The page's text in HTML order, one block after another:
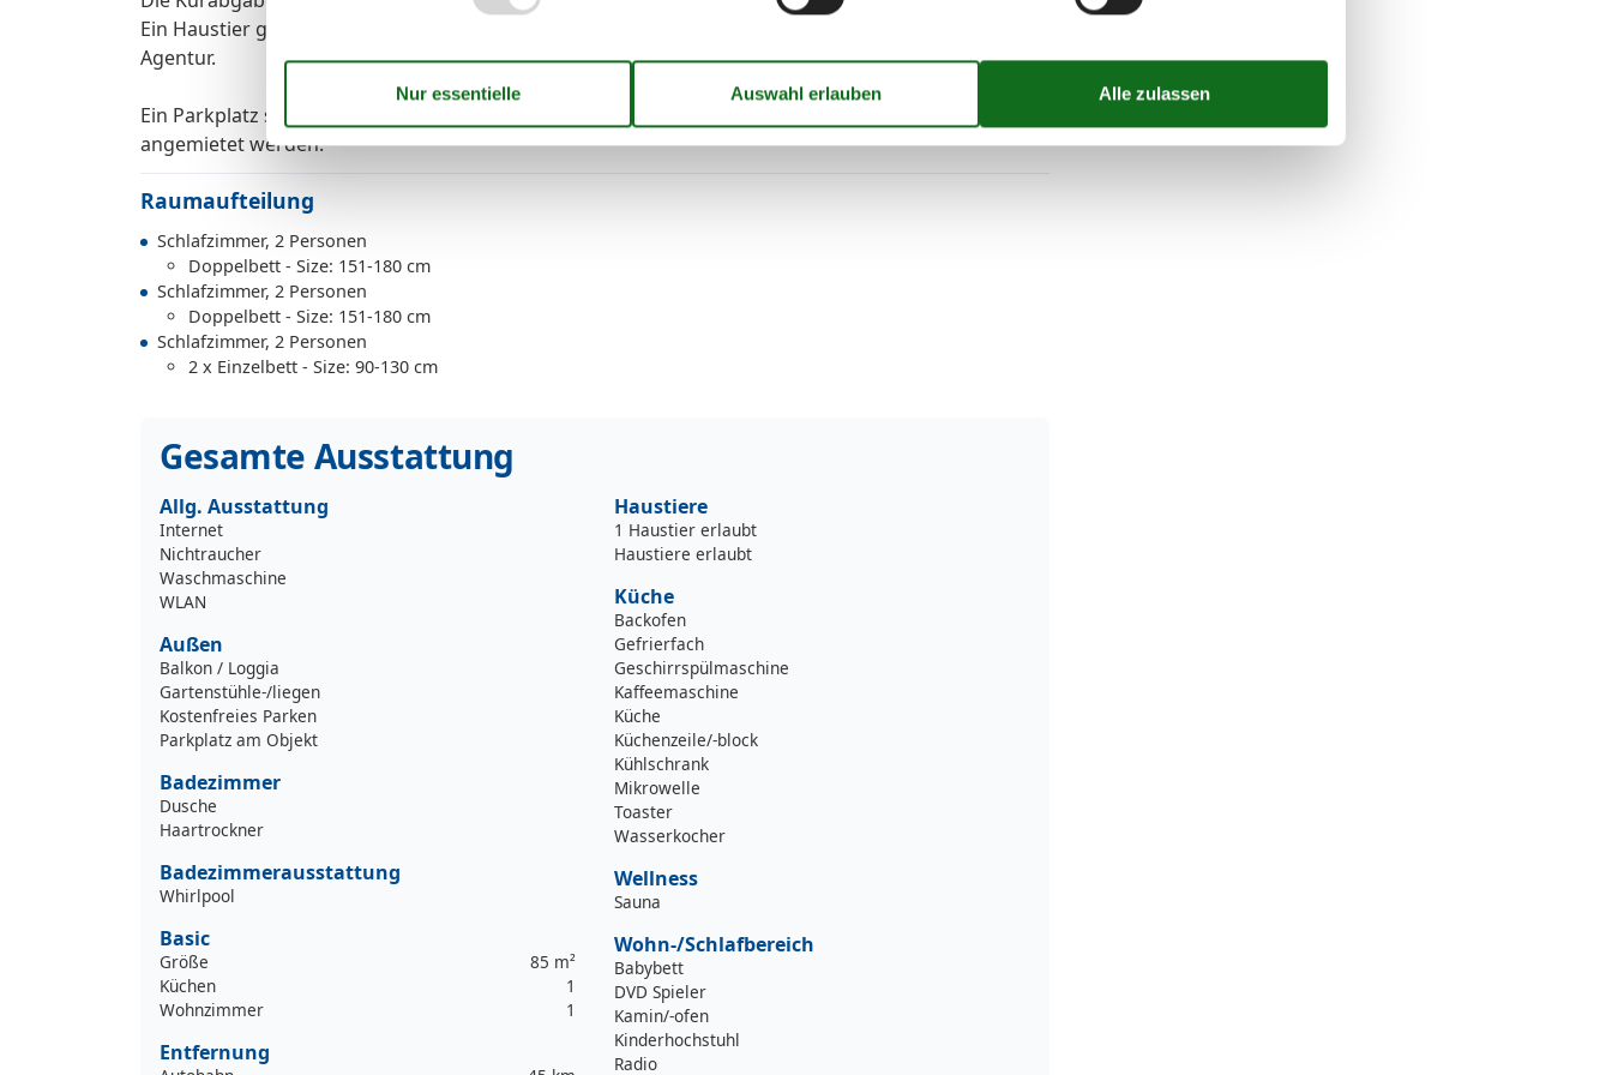
Ein Haustier gegen Aufpreis buchbar. Für die Buchung weiterer Haustiere kontaktieren Sie bitte Ihre
Agentur.
Ein Parkplatz steht kostenlos zur Verfügung. Ein weiterer Parkplatz kann kostenpflichtig
angemietet werden.
Raumaufteilung
Schlafzimmer, 2 Personen
Doppelbett - Size: 151-180 cm
Schlafzimmer, 2 Personen
Doppelbett - Size: 151-180 cm
Schlafzimmer, 2 Personen
2 x Einzelbett - Size: 90-130 cm
Gesamte Ausstattung
Allg. Ausstattung
Internet
Nichtraucher
Waschmaschine
WLAN
Außen
Balkon / Loggia
Gartenstühle-/liegen
Kostenfreies Parken
Parkplatz am Objekt
Badezimmer
Dusche
Haartrockner
Badezimmerausstattung
Whirlpool
Basic
Größe
85 m²
Küchen
1
Wohnzimmer
1
Entfernung
Haustiere
1 Haustier erlaubt
Haustiere erlaubt
Küche
Backofen
Gefrierfach
Geschirrspülmaschine
Kaffeemaschine
Küche
Küchenzeile/-block
Kühlschrank
Mikrowelle
Toaster
Wasserkocher
Wellness
Sauna
Wohn-/Schlafbereich
Babybett
DVD Spieler
Kamin/-ofen
Kinderhochstuhl
Radio